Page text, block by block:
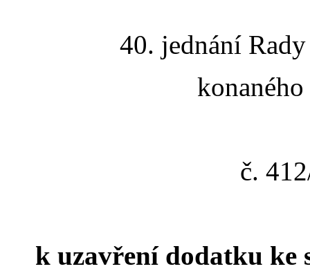
40. jednání
č.
k uzavření dodatku ke